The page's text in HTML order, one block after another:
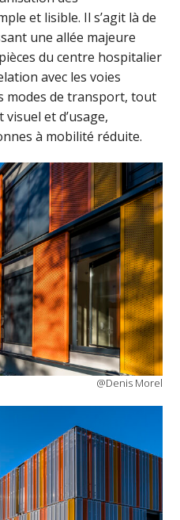
et lisible. Il s’agit là de
une allée majeure
du centre hospitalier
avec les voies
modes de transport, tout
et d’usage,
à mobilité réduite.
@Denis Morel